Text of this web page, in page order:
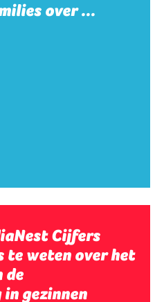
over ...
Cijfers
te weten over het
de
gezinnen